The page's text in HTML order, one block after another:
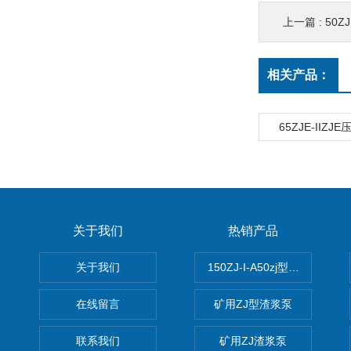
上一篇 :
相关产品：
65ZJE-IIZJE
关于我们
关于我们
在线留言
联系我们
热销产品
150ZJ-I-A50zj型渣浆泵
矿用ZJ型渣浆泵
矿用ZJ渣浆泵